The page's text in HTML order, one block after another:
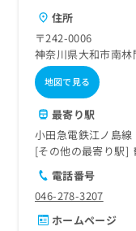
住所
〒242-0006
神奈川県大和市南
地図で見る
最寄り駅
小田急電鉄江ノ島
その他の最寄り駅
電話番号
046-278-3207
ホームページ